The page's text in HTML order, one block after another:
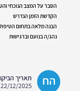
הסבר על המצב הנוכחי
הקדשת הזמן הנדרש
הבנה מלאה בתחום
נהג/ה בנועם וברגישות
הח
תאריך
22/12/2025